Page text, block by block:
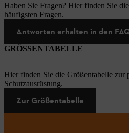
Haben Sie Fragen? Hier finden Sie
häufigsten Fragen.
Antworten erhalten in den
GRÖSSENTABELLE
Hier finden Sie die Größentabelle zur
Schutzausrüstung.
Zur Größentabelle